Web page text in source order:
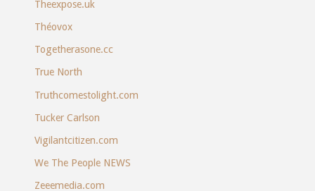
Theexpose.uk
Théovox
Togetherasone.cc
True North
Truthcomestolight.com
Tucker Carlson
Vigilantcitizen.com
We The People NEWS
Zeeemedia.com